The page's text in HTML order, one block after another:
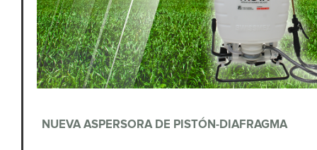
NUEVA ASPERSORA DE PISTÓN-DIAFRAGMA